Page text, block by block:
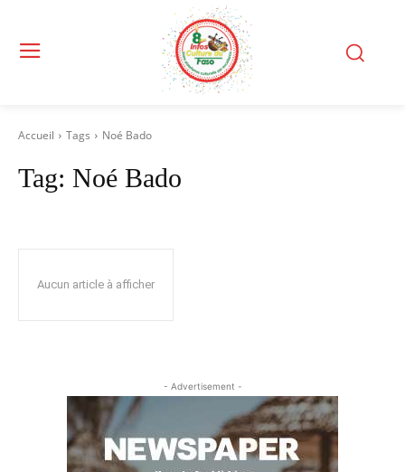
Accueil Tags Noé Bado
Tag: Noé Bado
Aucun article à afficher
- Advertisement -